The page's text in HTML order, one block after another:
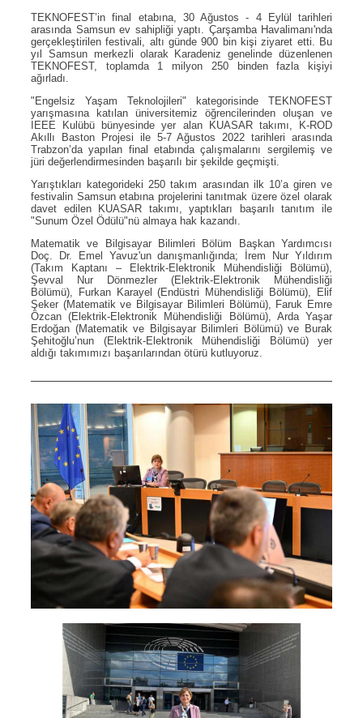
TEKNOFEST’in final etabına, 30 Ağustos - 4 Eylül tarihleri
arasında Samsun ev sahipliği yaptı. Çarşamba Havalimanı'nda
gerçekleştirilen festivali, altı günde 900 bin kişi ziyaret etti. Bu
yıl Samsun merkezli olarak Karadeniz genelinde düzenlenen
TEKNOFEST, toplamda 1 milyon 250 binden fazla kişiyi
ağırladı.
"Engelsiz Yaşam Teknolojileri" kategorisinde TEKNOFEST
yarışmasına katılan üniversitemiz öğrencilerinden oluşan ve
IEEE Kulübü bünyesinde yer alan KUASAR takımı, K-ROD
Akıllı Baston Projesi ile 5-7 Ağustos 2022 tarihleri arasında
Trabzon’da yapılan final etabında çalışmalarını sergilemiş ve
jüri değerlendirmesinden başarılı bir şekilde geçmişti.
Yarıştıkları kategorideki 250 takım arasından ilk 10’a giren ve
festivalin Samsun etabına projelerini tanıtmak üzere özel olarak
davet edilen KUASAR takımı, yaptıkları başarılı tanıtım ile
"Sunum Özel Ödülü"nü almaya hak kazandı.
Matematik ve Bilgisayar Bilimleri Bölüm Başkan Yardımcısı
Doç. Dr. Emel Yavuz'un danışmanlığında; İrem Nur Yıldırım
(Takım Kaptanı – Elektrik-Elektronik Mühendisliği Bölümü),
Şevval Nur Dönmezler (Elektrik-Elektronik Mühendisliği
Bölümü), Furkan Karayel (Endüstri Mühendisliği Bölümü), Elif
Şeker (Matematik ve Bilgisayar Bilimleri Bölümü), Faruk Emre
Özcan (Elektrik-Elektronik Mühendisliği Bölümü), Arda Yaşar
Erdoğan (Matematik ve Bilgisayar Bilimleri Bölümü) ve Burak
Şehitoğlu’nun (Elektrik-Elektronik Mühendisliği Bölümü) yer
aldığı takımımızı başarılarından ötürü kutluyoruz.